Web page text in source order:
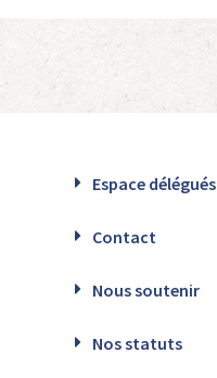
Espace délégués
Contact
Nous soutenir
Nos statuts